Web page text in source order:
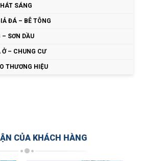
SÁNG
ĐÁ – BÊ TÔNG
SƠN DẦU
– CHUNG CƯ
THƯƠNG HIỆU
CỦA KHÁCH HÀNG